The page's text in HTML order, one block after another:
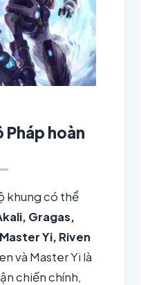
Pháp hoàn
khung có thể
Gragas,
Yi, Riven
và Master Yi là
chiến chính,